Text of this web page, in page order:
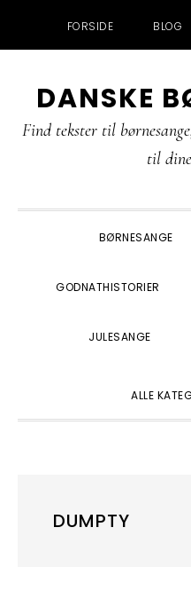
FORSIDE BLOG
direkte
til
indhold
direkte
til
direkte
til
DANSKE
Find tekster til
til
BØRNESANGE
GODNATHISTORIER
JULESANGE
ALLE
DUMPTY